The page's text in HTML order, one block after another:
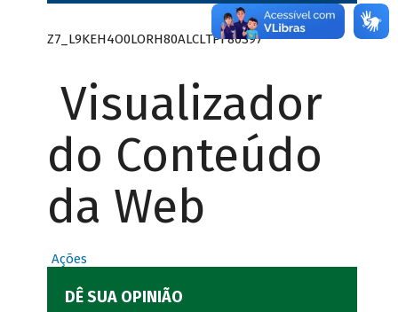
Z7_L9KEH4O0LORH80ALCLTPF80S97
Visualizador
do Conteúdo
da Web
Ações
DÊ SUA OPINIÃO